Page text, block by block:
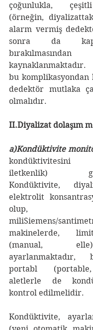
çoğunlukla,
(örneğin,
alarm vermiş
sonra da
bırakılmasından
bu komplikasyondan
dedektör mutlaka
olmalıdır.
II.Diyalizat dolaşım
a)Kondüktivite
kondüktivitesini
iletkenlik)
Kondüktivite,
elektrolit
olup,
miliSiemens/
makinelerde,
(manual,
portabl
aletlerle de
kontrol edilmelidir.
Kondüktivite,